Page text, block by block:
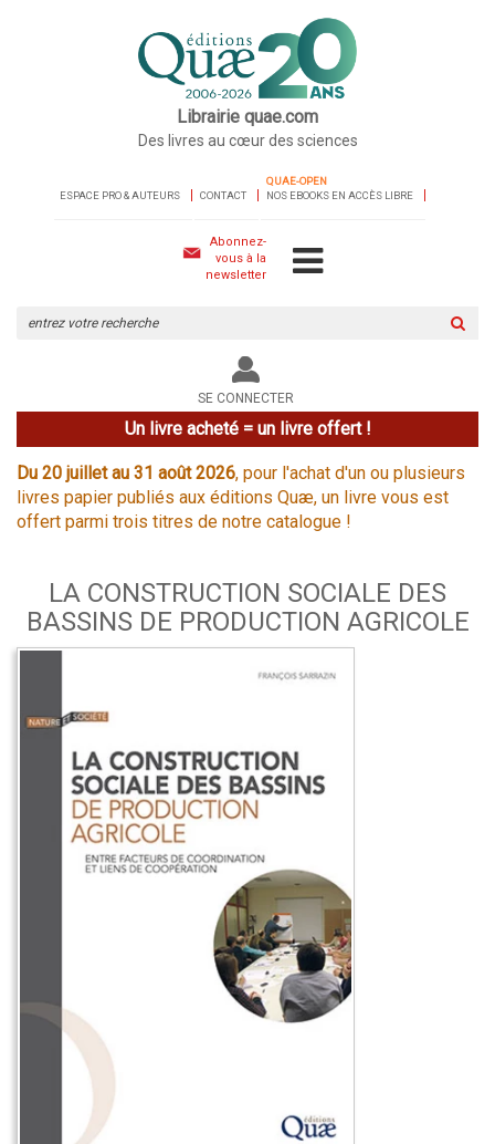
Librairie quae.com
Des livres au cœur des sciences
ESPACE PRO & AUTEURS CONTACT
QUAE-OPEN
NOS EBOOKS EN ACCÈS LIBRE
Abonnez-
vous à la
newsletter
le
site
SE CONNECTER
Un livre acheté = un livre offert !
Du 20 juillet au 31 août 2026, pour l'achat d'un ou plusieurs
livres papier publiés aux éditions Quæ, un livre vous est
offert parmi trois titres de notre catalogue !
LA CONSTRUCTION SOCIALE DES
BASSINS DE PRODUCTION AGRICOLE